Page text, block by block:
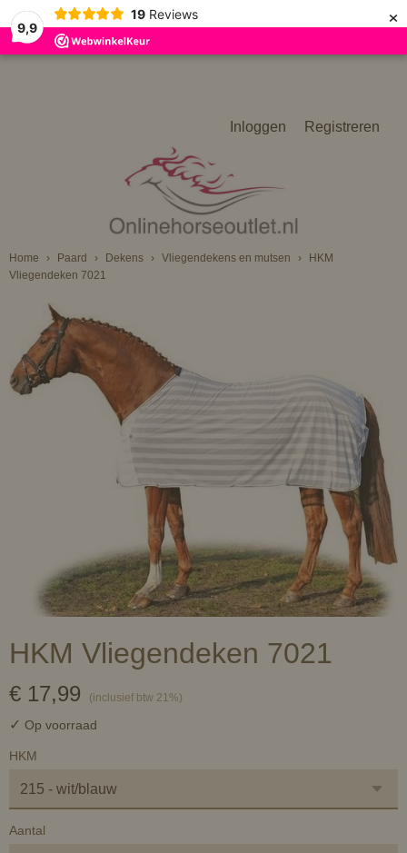
9,9
19 Reviews ×
Inloggen Registreren
Home › Paard › Dekens › Vliegendekens en mutsen ›
HKM
Vliegendeken 7021
HKM Vliegendeken 7021
€ 17,99 (inclusief btw 21%)
✓ Op voorraad
HKM
Aantal